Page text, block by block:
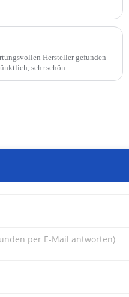
Hersteller gefunden
sehr schön.